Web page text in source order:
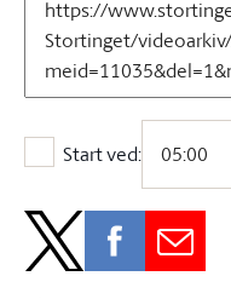
Start ved:
Start ved: